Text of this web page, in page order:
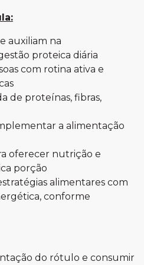
auxiliam na
proteica diária
com rotina ativa e
de proteínas, fibras,
a alimentação
oferecer nutrição e
porção
alimentares com
conforme
do rótulo e consumir